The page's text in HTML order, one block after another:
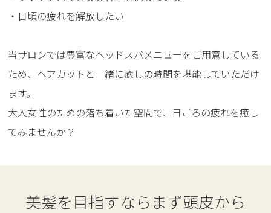
・日頃の疲れを解放したい
当サロンでは豊富なヘッドスパメニューをご用意している
ため、ヘアカットと一緒に癒しの時間を堪能していただけ
ます。
大人女性のための落ち着いた空間で、日ごろの疲れを癒し
てみませんか？
美髪を目指すならまず頭皮から